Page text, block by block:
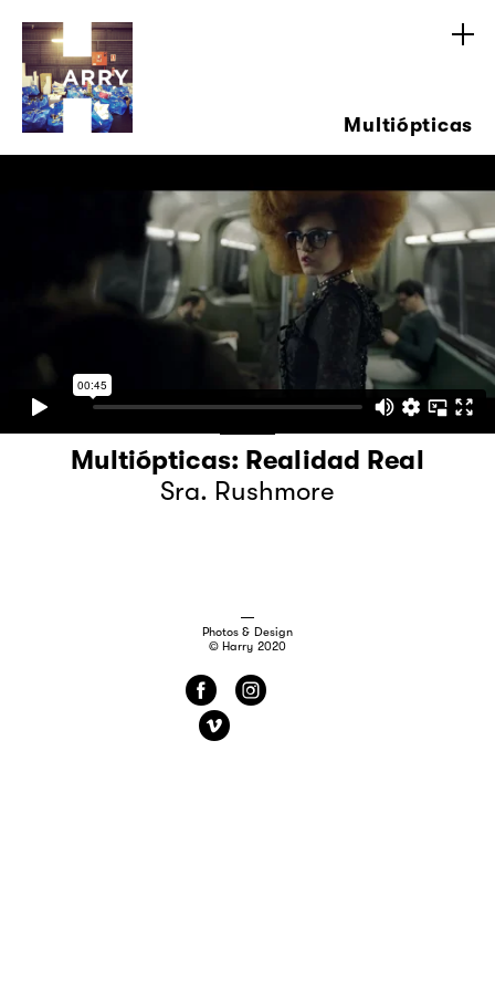
Multiópticas
Multiópticas: Realidad Real
Sra. Rushmore
Photos & Design
© Harry 2020
f
i
v